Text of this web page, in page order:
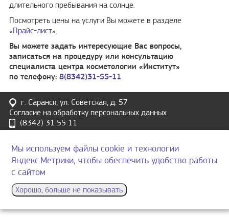
длительного пребывания на солнце.
Посмотреть цены на услуги Вы можете в разделе
«Прайс-лист».
Вы можете задать интересующие Вас вопросы,
записаться на процедуру или консультацию
специалиста центра косметологии «Институт»
по телефону: 8(8342)31-55-11
Мы используем файлы cookie и технологии
Яндекс.Метрики, чтобы обеспечить удобство работы
с сайтом
Хорошо, больше не показывать
г. Саранск, ул. Советская, д. 57
Согласие на обработку персональных данных
(8342) 31 55 11
Политика конфиденциальности
Материалы на сайте имеют ознакомительный характер и не
являются публичной офертой